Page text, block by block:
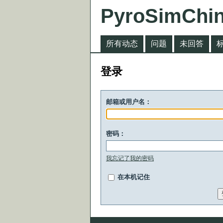
所有动态 问题 未回答
登录
邮箱或用户名：
密码：
我忘记了我的密码
在本机记住